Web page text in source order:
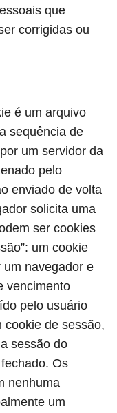
que
corrigidas ou
é um arquivo
sequência de
um servidor da
pelo
enviado de volta
solicita uma
ser cookies
um cookie
um navegador e
vencimento
pelo usuário
cookie de sessão,
sessão do
Os
nenhuma
um